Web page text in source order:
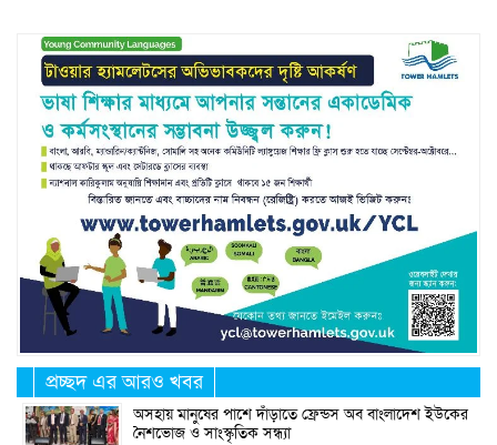
প্রচ্ছদ এর আরও খবর
অসহায় মানুষের পাশে দাঁড়াতে ফ্রেন্ডস অব বাংলাদেশ ইউকের
নৈশভোজ ও সাংস্কৃতিক সন্ধ্যা